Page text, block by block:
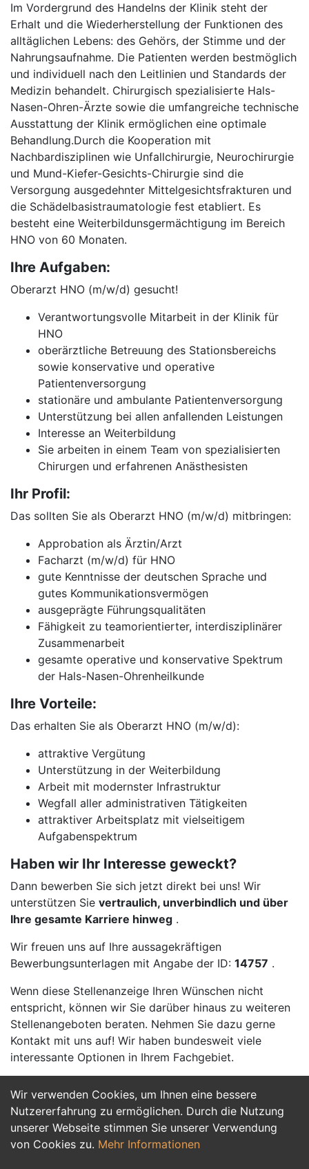
Wir verwenden Cookies, um Ihnen eine bessere
Nutzererfahrung zu ermöglichen. Durch die Nutzung
unserer Webseite stimmen Sie unserer Verwendung
von Cookies zu. Mehr Informationen
Im Vordergrund des Handelns der Klinik steht der
Erhalt und die Wiederherstellung der Funktionen des
alltäglichen Lebens: des Gehörs, der Stimme und der
Nahrungsaufnahme. Die Patienten werden bestmöglich
und individuell nach den Leitlinien und Standards der
Medizin behandelt. Chirurgisch spezialisierte Hals-
Nasen-Ohren-Ärzte sowie die umfangreiche technische
Ausstattung der Klinik ermöglichen eine optimale
Behandlung.Durch die Kooperation mit
Nachbardisziplinen wie Unfallchirurgie, Neurochirurgie
und Mund-Kiefer-Gesichts-Chirurgie sind die
Versorgung ausgedehnter Mittelgesichtsfrakturen und
die Schädelbasistraumatologie fest etabliert. Es
besteht eine Weiterbildunsgermächtigung im Bereich
HNO von 60 Monaten.
Ihre Aufgaben:
Oberarzt HNO (m/w/d) gesucht!
Verantwortungsvolle Mitarbeit in der Klinik für
HNO
oberärztliche Betreuung des Stationsbereichs
sowie konservative und operative
Patientenversorgung
stationäre und ambulante Patientenversorgung
Unterstützung bei allen anfallenden Leistungen
Interesse an Weiterbildung
Sie arbeiten in einem Team von spezialisierten
Chirurgen und erfahrenen Anästhesisten
Ihr Profil:
Das sollten Sie als Oberarzt HNO (m/w/d) mitbringen:
Approbation als Ärztin/Arzt
Facharzt (m/w/d) für HNO
gute Kenntnisse der deutschen Sprache und
gutes Kommunikationsvermögen
ausgeprägte Führungsqualitäten
Fähigkeit zu teamorientierter, interdisziplinärer
Zusammenarbeit
gesamte operative und konservative Spektrum
der Hals-Nasen-Ohrenheilkunde
Ihre Vorteile:
Das erhalten Sie als Oberarzt HNO (m/w/d):
attraktive Vergütung
Unterstützung in der Weiterbildung
Arbeit mit modernster Infrastruktur
Wegfall aller administrativen Tätigkeiten
attraktiver Arbeitsplatz mit vielseitigem
Aufgabenspektrum
Haben wir Ihr Interesse geweckt?
Dann bewerben Sie sich jetzt direkt bei uns! Wir
unterstützen Sie vertraulich, unverbindlich und über
Ihre gesamte Karriere hinweg .
Wir freuen uns auf Ihre aussagekräftigen
Bewerbungsunterlagen mit Angabe der ID: 14757 .
Wenn diese Stellenanzeige Ihren Wünschen nicht
entspricht, können wir Sie darüber hinaus zu weiteren
Stellenangeboten beraten. Nehmen Sie dazu gerne
Kontakt mit uns auf! Wir haben bundesweit viele
interessante Optionen in Ihrem Fachgebiet.
Jetzt Bewerben